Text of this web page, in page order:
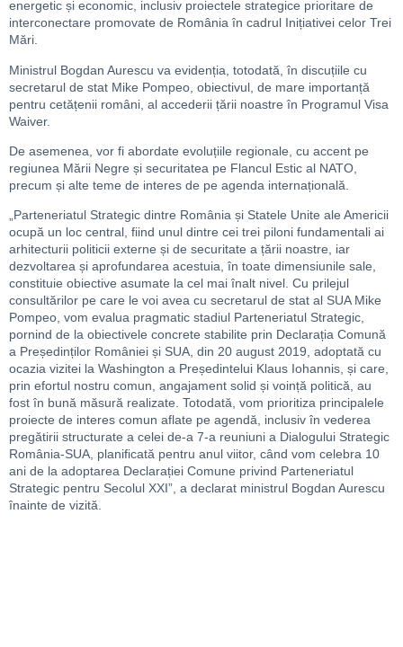
energetic și economic, inclusiv proiectele strategice prioritare de
interconectare promovate de România în cadrul Inițiativei celor Trei
Mări.
Ministrul Bogdan Aurescu va evidenția, totodată, în discuțiile cu
secretarul de stat Mike Pompeo, obiectivul, de mare importanță
pentru cetățenii români, al accederii țării noastre în Programul Visa
Waiver.
De asemenea, vor fi abordate evoluțiile regionale, cu accent pe
regiunea Mării Negre și securitatea pe Flancul Estic al NATO,
precum și alte teme de interes de pe agenda internațională.
„Parteneriatul Strategic dintre România și Statele Unite ale Americii
ocupă un loc central, fiind unul dintre cei trei piloni fundamentali ai
arhitecturii politicii externe și de securitate a țării noastre, iar
dezvoltarea și aprofundarea acestuia, în toate dimensiunile sale,
constituie obiective asumate la cel mai înalt nivel. Cu prilejul
consultărilor pe care le voi avea cu secretarul de stat al SUA Mike
Pompeo, vom evalua pragmatic stadiul Parteneriatul Strategic,
pornind de la obiectivele concrete stabilite prin Declarația Comună
a Președinților României și SUA, din 20 august 2019, adoptată cu
ocazia vizitei la Washington a Președintelui Klaus Iohannis, și care,
prin efortul nostru comun, angajament solid și voință politică, au
fost în bună măsură realizate. Totodată, vom prioritiza principalele
proiecte de interes comun aflate pe agendă, inclusiv în vederea
pregătirii structurate a celei de-a 7-a reuniuni a Dialogului Strategic
România-SUA, planificată pentru anul viitor, când vom celebra 10
ani de la adoptarea Declarației Comune privind Parteneriatul
Strategic pentru Secolul XXI”, a declarat ministrul Bogdan Aurescu
înainte de vizită.